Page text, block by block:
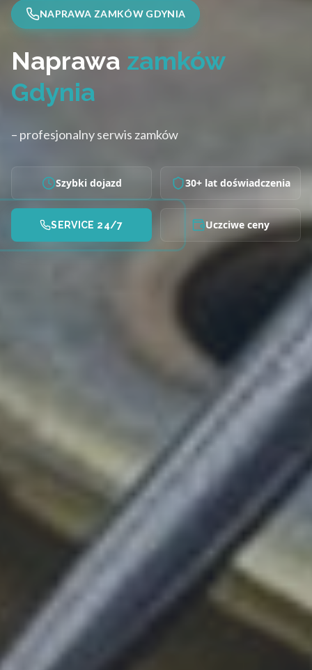
NAPRAWA ZAMKÓW GDYNIA
Naprawa zamków
Gdynia
– profesjonalny serwis zamków
Szybki dojazd 30+ lat doświadczenia
SERVICE 24/7 Uczciwe ceny